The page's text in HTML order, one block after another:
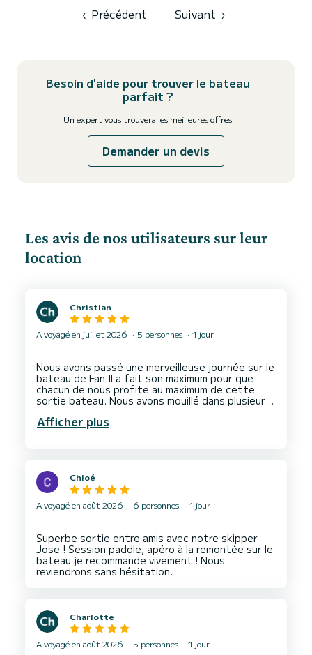
‹ Précédent Suivant ›
Besoin d'aide pour trouver le bateau
parfait ?
Un expert vous trouvera les meilleures offres
Demander un devis
Les avis de nos utilisateurs sur leur
location
Christian
A voyagé en juillet 2026 5 personnes 1 jour
Nous avons passé une merveilleuse journée sur le
bateau de Fan.Il a fait son maximum pour que
chacun de nous profite au maximum de cette
sortie bateau. Nous avons mouillé dans plusieurs
Afficher plus
Chloé
A voyagé en août 2026 6 personnes 1 jour
Superbe sortie entre amis avec notre skipper
Jose ! Session paddle, apéro à la remontée sur le
bateau je recommande vivement ! Nous
Charlotte
A voyagé en août 2026 5 personnes 1 jour